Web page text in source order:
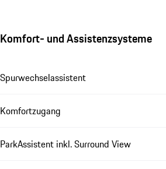
Komfort- und Assistenzsysteme
Spurwechselassistent
Komfortzugang
ParkAssistent inkl. Surround View